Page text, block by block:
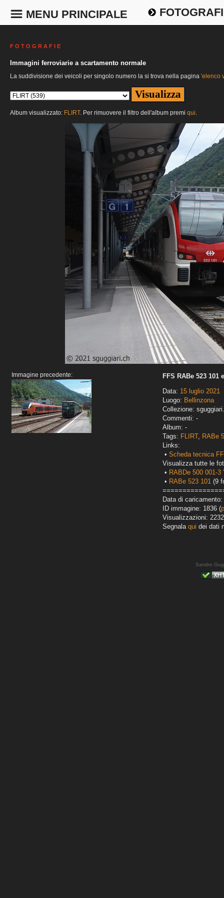
MENU PRINCIPALE
F O T O G R A F I E
Immagini ferroviarie a scartamento normale
La suddivisione dei veicoli per singolo numero la si trova nella pagina 'elenco
Album visualizzato: FLIRT. Per rimuovere il filtro dell'album premi qui.
Immagine precedente:
FFS RABe 523 101
Data: 15 luglio 2021
Luogo: Bellinzona
Collezione:
Commenti: -
Album: -
Tags: FLIRT, RABe
Links:
• Scheda tecnica
Visualizza tutte le
• RABDe 500 001-3
• RABe 523 101 (9
Data di
ID immagine: 1836 (
Visualizzazioni: 2232
Segnala qui dei dati
Sandro